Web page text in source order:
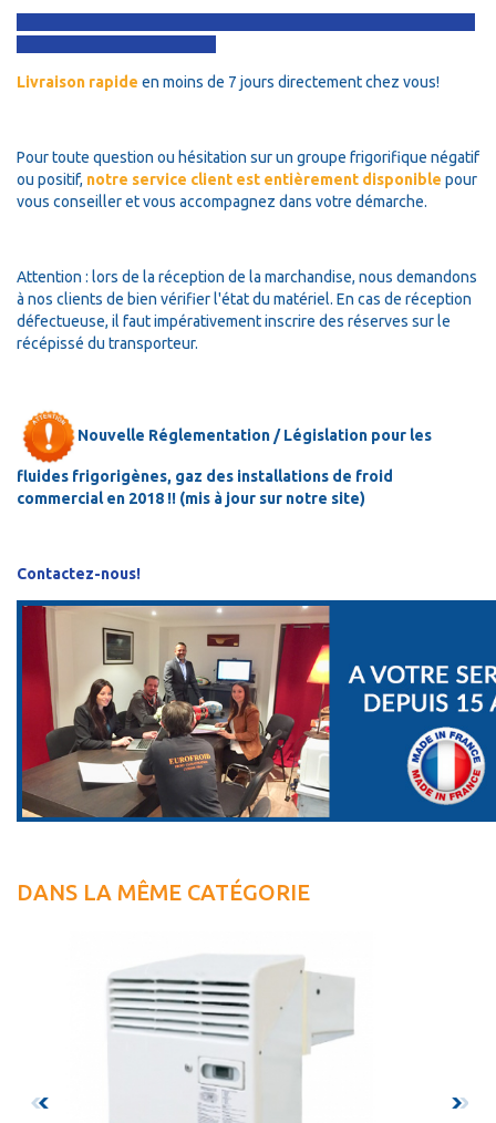
Livraison rapide en moins de 7 jours directement chez vous!
Pour toute question ou hésitation sur un groupe frigorifique négatif
ou positif, notre service client est entièrement disponible pour
vous conseiller et vous accompagnez dans votre démarche.
Attention : lors de la réception de la marchandise, nous demandons
à nos clients de bien vérifier l'état du matériel. En cas de réception
défectueuse, il faut impérativement inscrire des réserves sur le
récépissé du transporteur.
Nouvelle Réglementation / Législation pour les
fluides frigorigènes, gaz des installations de froid
commercial en 2018 !! (mis à jour sur notre site)
Contactez-nous!
DANS LA MÊME CATÉGORIE